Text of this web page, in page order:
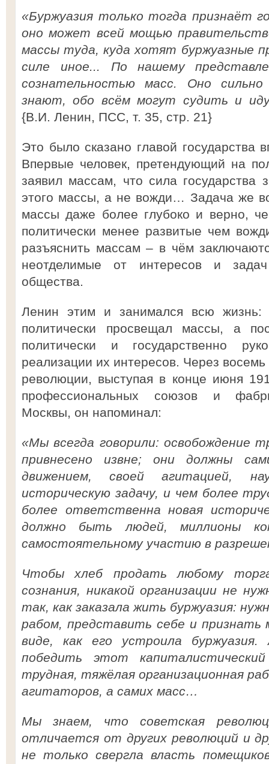
«Буржуазия только тогда признаёт
оно может всей мощью
массы туда, куда хотят буржуазные
силе иное... По нашему
сознательностью масс. Оно
знают, обо всём могут судить и
{В.И. Ленин, ПСС, т. 35, стр. 21}
Это было сказано главой государства
Впервые человек, претендующий на
заявил массам, что сила государства
этого массы, а не вожди… Задача же
массы даже более глубоко и верно,
политически менее развитые чем
разъяснить массам – в чём
неотделимые от интересов и задач
общества.
Ленин этим и занимался всю
политически просвещал массы, а
политически и государственно
реализации их интересов. Через
революции, выступая в конце июня
профессиональных союзов и
Москвы, он напоминал:
«Мы всегда говорили: освобождение
привнесено извне; они должны
движением, своей агитацией,
историческую задачу, и чем более
более ответственна новая
должно быть людей, миллионы
самостоятельному участию в
Чтобы хлеб продать любому
сознания, никакой организации не
так, как заказала жить буржуазия:
рабом, представить себе и признать
виде, как его устроила
победить этот
трудная, тяжёлая организационная
агитаторов, а самих масс…
Мы знаем, что советская
отличается от других революций и
не только свергла власть